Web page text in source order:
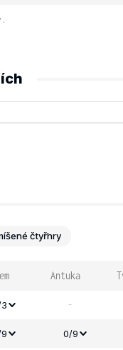
čtyřhry
Antuka
-
0/9